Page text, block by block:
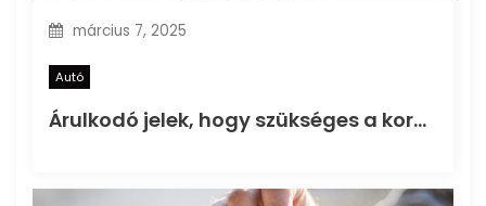
március 7, 2025
Autó
Árulkodó jelek, hogy szükséges a kormánymű felújítás